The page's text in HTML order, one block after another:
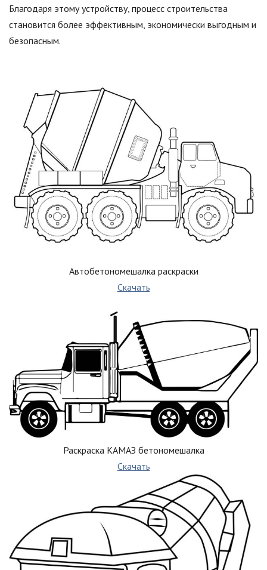
Благодаря этому устройству, процесс строительства
становится более эффективным, экономически выгодным и
безопасным.
Автобетономешалка раскраски
Скачать
Раскраска КАМАЗ бетономешалка
Скачать